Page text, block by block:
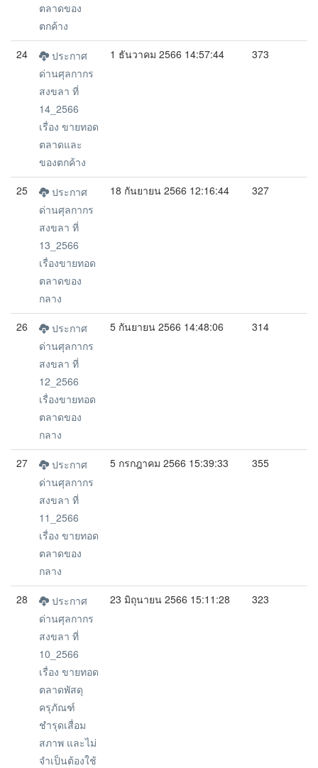
ตลาดของ
ตกค้าง
24
ประกาศ
ด่านศุลกากร
สงขลา ที่
14_2566
เรื่อง ขายทอด
ตลาดและ
ของตกค้าง
1 ธันวาคม 2566 14:57:44 373
25
ประกาศ
ด่านศุลกากร
สงขลา ที่
13_2566
เรื่องขายทอด
ตลาดของ
กลาง
18 กันยายน 2566 12:16:44 327
26
ประกาศ
ด่านศุลกากร
สงขลา ที่
12_2566
เรื่องขายทอด
ตลาดของ
กลาง
5 กันยายน 2566 14:48:06 314
27
ประกาศ
ด่านศุลกากร
สงขลา ที่
11_2566
เรื่อง ขายทอด
ตลาดของ
กลาง
5 กรกฎาคม 2566 15:39:33 355
28
ประกาศ
ด่านศุลกากร
สงขลา ที่
10_2566
เรื่อง ขายทอด
ตลาดพัสดุ
ครุภัณฑ์
ชำรุดเสื่อม
สภาพ และไม่
จำเป็นต้องใช้
23 มิถุนายน 2566 15:11:28 323